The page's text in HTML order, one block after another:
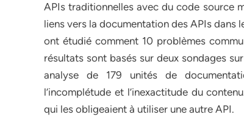
APIs traditionnelles avec du code source
liens vers la documentation des APIs dans
ont étudié comment 10 problèmes
résultats sont basés sur deux sondages
analyse de 179 unités de
l’incomplétude et l’inexactitude du
qui les obligeaient à utiliser une autre API.